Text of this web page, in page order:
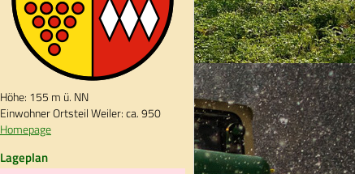
Höhe: 155 m ü. NN
Einwohner Ortsteil Weiler: ca. 950
Homepage
Lageplan